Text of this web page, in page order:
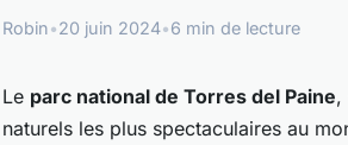
Robin•20 juin 2024•6 min de lecture
Le parc national de Torres del Paine,
naturels les plus spectaculaires au